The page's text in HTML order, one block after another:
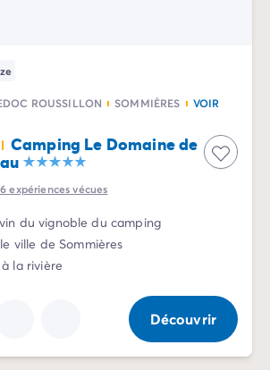
Orientales
sur-Mer
en-Roussillon
ROUSSILLON SOMMIÈRES
VOIR
Camping Le Domaine de
expériences vécues
du vignoble du camping
ville de Sommières
la rivière
Découvrir